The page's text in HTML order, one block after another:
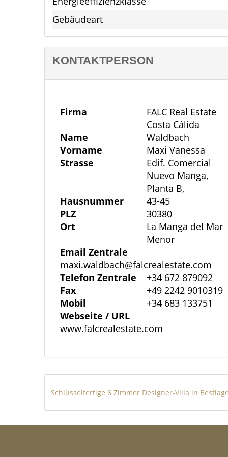
Fußbodenheizung in den Bädern
Optionales Solarium
Objektbeschreibung
Diese exklusive Neubauvilla verbindet
Materialien und einem durchdachten
und eine energieeffiziente Bauweise
und Funktionalität harmonisch vereint.
Große Fensterflächen sorgen für ein
Wohnbereich zur Terrasse und zum
Essbereich bildet das Herzstück der
entspanntes, mediterranes
Die moderne Einbauküche ist mit
Die stilvollen Badezimmer überzeugen
Sanitärausstattung, Badmöbel, Spiegel,
Hauptbad sorgt zusätzlich eine
Gebäudeart
KONTAKTPERSON
Firma
FALC Real Estate
Costa Cálida
Name
Waldbach
Vorname
Maxi Vanessa
Strasse
Edif. Comercial
Nuevo Manga,
Planta B,
Hausnummer
43-45
PLZ
30380
Ort
La Manga del Mar
Menor
Email Zentrale
maxi.waldbach@falcrealestate.com
Telefon Zentrale
+34 672 879092
Fax
+49 2242 9010319
Mobil
+34 683 133751
Webseite / URL
www.falcrealestate.com